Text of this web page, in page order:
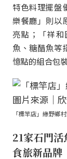
特色料理擺盤
樂餐廳」則以
亮點；「祥
魚、糖醋魚等
憶點的組合包
「標竿店」綠野鄉
21家石門
食旅新品牌